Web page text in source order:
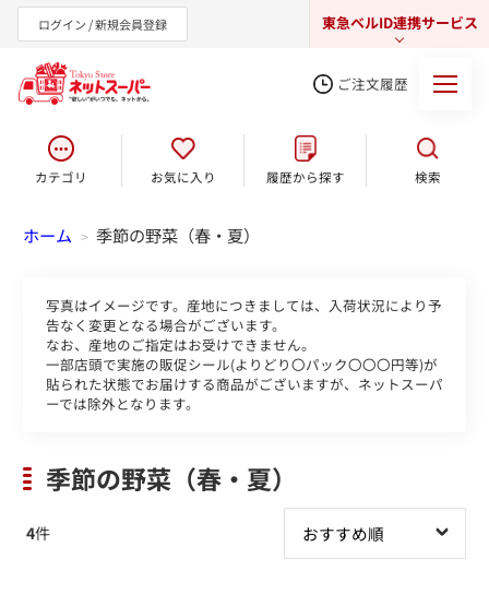
ログイン / 新規会員登録 東急ベルID連携サービス
東急オンラインショップ
ご注文履歴
カテゴリ お気に入り 履歴から探す 検索
ホーム > 季節の野菜（春・夏）
写真はイメージです。産地につきましては、入荷状況により予
告なく変更となる場合がございます。
なお、産地のご指定はお受けできません。
一部店頭で実施の販促シール(よりどり〇パック〇〇〇円等)が
貼られた状態でお届けする商品がございますが、ネットスーパ
ーでは除外となります。
季節の野菜（春・夏）
4件